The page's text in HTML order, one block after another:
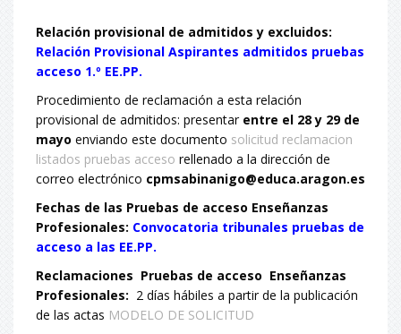
Relación provisional de admitidos y excluidos:
Relación Provisional Aspirantes admitidos pruebas
acceso 1.º EE.PP.
Procedimiento de reclamación a esta relación
provisional de admitidos: presentar entre el 28 y 29 de
mayo enviando este documento solicitud reclamacion
listados pruebas acceso rellenado a la dirección de
correo electrónico cpmsabinanigo@educa.aragon.es
Fechas de las Pruebas de acceso Enseñanzas
Profesionales: Convocatoria tribunales pruebas de
acceso a las EE.PP.
Reclamaciones Pruebas de acceso Enseñanzas
Profesionales: 2 días hábiles a partir de la publicación
de las actas MODELO DE SOLICITUD